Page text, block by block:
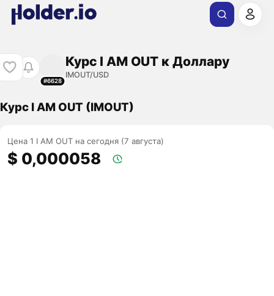
#6628
Курс I AM OUT к Доллару
IMOUT/USD
Курс I AM OUT (IMOUT)
Цена 1 I AM OUT на сегодня (7 августа)
$ 0,000058